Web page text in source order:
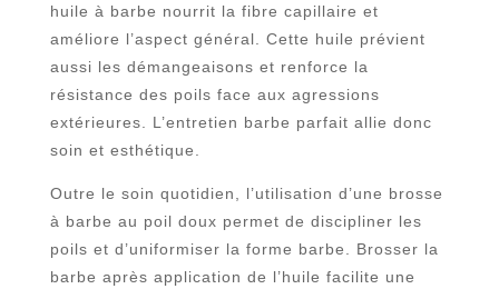
huile à barbe nourrit la fibre capillaire et
améliore l’aspect général. Cette huile prévient
aussi les démangeaisons et renforce la
résistance des poils face aux agressions
extérieures. L’entretien barbe parfait allie donc
soin et esthétique.
Outre le soin quotidien, l’utilisation d’une brosse
à barbe au poil doux permet de discipliner les
poils et d’uniformiser la forme barbe. Brosser la
barbe après application de l’huile facilite une